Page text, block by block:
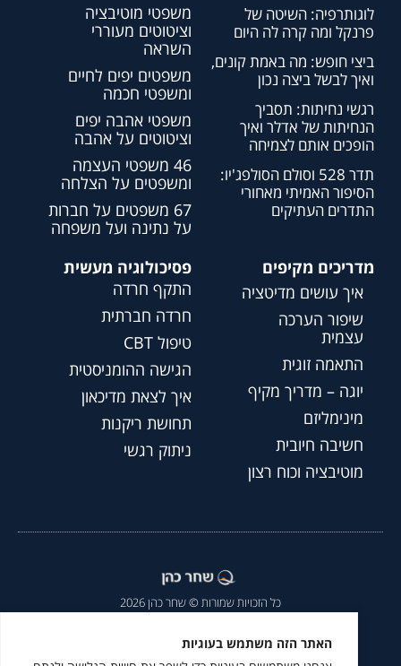
האתר הזה משתמש בעוגיות
לוגותרפיה: השיטה של
פרנקל ומה קרה לה היום
ביצי חופש: מה באמת קונים,
ואיך לבשל ביצה נכון
רגשי נחיתות: תסביך
הנחיתות של אדלר ואיך
הופכים אותם לצמיחה
תדר 528 וסולם הסולפג'יו:
הסיפור האמיתי מאחורי
התדרים העתיקים
משפטי מוטיבציה
וציטוטים מעוררי
השראה
משפטים יפים לחיים
ומשפטי חכמה
משפטי אהבה יפים
וציטוטים על אהבה
46 משפטי העצמה
ומשפטים על הצלחה
67 משפטים על חברות
על נתינה ועל משפחה
מדריכים מקיפים
איך עושים מדיטציה
שיפור הערכה
עצמית
התאמה זוגית
יוגה – מדריך מקיף
מינימליזם
חשיבה חיובית
מוטיבציה וכוח רצון
פסיכולוגיה מעשית
התקף חרדה
חרדה חברתית
טיפול CBT
הגישה ההומניסטית
איך לצאת מדיכאון
תחושת ריקנות
ניתוק רגשי
כל הזכויות שמורות © שחר כהן 2026
הצהרת נגישות|מדיניות פרטיות